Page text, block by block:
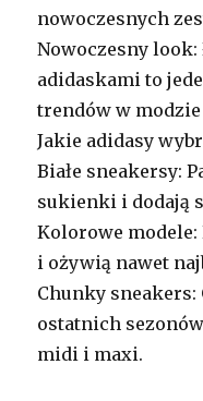
nowoczesnych
Nowoczesny
adidaskami to
trendów w
Jakie adidasy
Białe sneakersy:
sukienki i dodają
Kolorowe modele:
i ożywią nawet
Chunky
ostatnich
midi i maxi.